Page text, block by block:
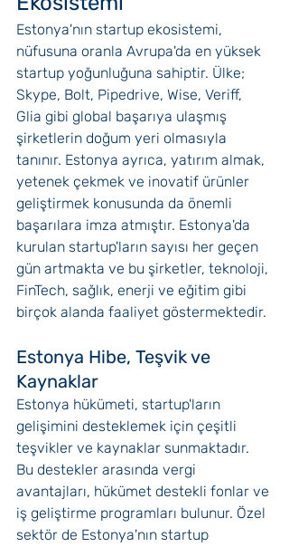
Estonya'nın startup ekosistemi,
nüfusuna oranla Avrupa'da en yüksek
startup yoğunluğuna sahiptir. Ülke;
Skype, Bolt, Pipedrive, Wise, Veriff,
Glia gibi global başarıya ulaşmış
şirketlerin doğum yeri olmasıyla
tanınır. Estonya ayrıca, yatırım almak,
yetenek çekmek ve inovatif ürünler
geliştirmek konusunda da önemli
başarılara imza atmıştır. Estonya'da
kurulan startup'ların sayısı her geçen
gün artmakta ve bu şirketler, teknoloji,
FinTech, sağlık, enerji ve eğitim gibi
birçok alanda faaliyet göstermektedir.
Estonya Hibe, Teşvik ve
Kaynaklar
Estonya hükümeti, startup'ların
gelişimini desteklemek için çeşitli
teşvikler ve kaynaklar sunmaktadır.
Bu destekler arasında vergi
avantajları, hükümet destekli fonlar ve
iş geliştirme programları bulunur. Özel
sektör de Estonya'nın startup